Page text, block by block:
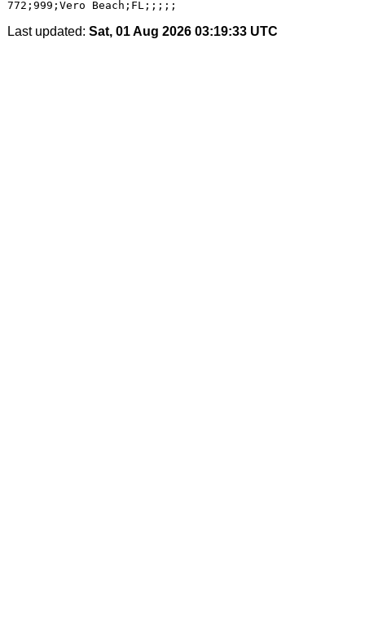
Last updated: Sat, 01 Aug 2026 03:19:33 UTC